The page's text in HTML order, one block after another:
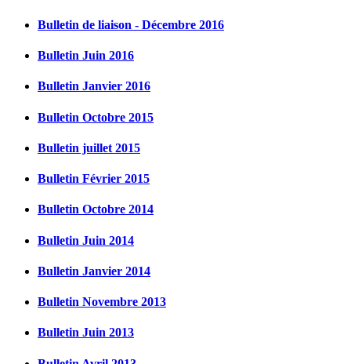
Bulletin de liaison - Décembre 2016
Bulletin Juin 2016
Bulletin Janvier 2016
Bulletin Octobre 2015
Bulletin juillet 2015
Bulletin Février 2015
Bulletin Octobre 2014
Bulletin Juin 2014
Bulletin Janvier 2014
Bulletin Novembre 2013
Bulletin Juin 2013